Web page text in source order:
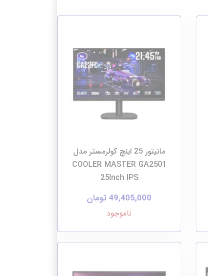
مانیتور 25 اینچ کولرمستر مدل
COOLER MASTER GA2501
25Inch IPS
49,405,000 تومان
ناموجود